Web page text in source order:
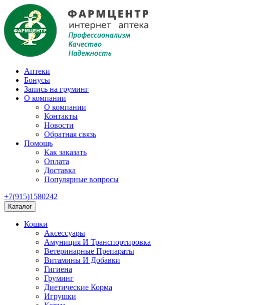
Аптеки
Бонусы
Запись на груминг
О компании
О компании
Контакты
Новости
Обратная связь
Помощь
Как заказать
Оплата
Доставка
Популярные вопросы
+7(915)1580242
Каталог
Кошки
Аксессуары
Амуниция И Транспортировка
Ветеринарные Препараты
Витамины И Добавки
Гигиена
Груминг
Диетические Корма
Игрушки